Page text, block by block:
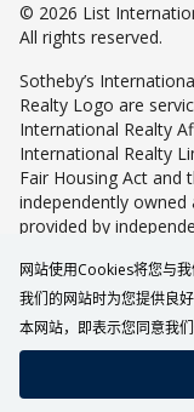
© 2026 List
All rights reserved.
Sotheby’s
Realty Logo are
International Realty
International Realty
Fair Housing Act and
independently owned
provided by
International Realty
companies.
致电
网站使用Cookies将您与
我们的网站时为您提供良
本网站，即表示您同意我